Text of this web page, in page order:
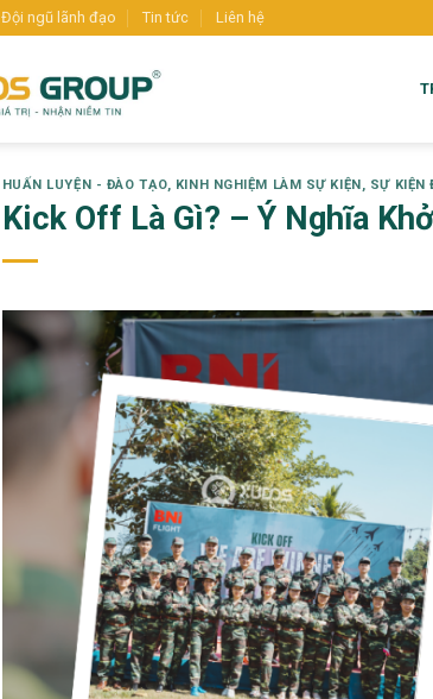
Đội ngũ lãnh đạo Tin tức Liên hệ
HUẤN LUYỆN - ĐÀO TẠO, KINH NGHIỆM LÀM SỰ KIỆN, SỰ KIỆN
Kick Off Là Gì? – Ý Nghĩa